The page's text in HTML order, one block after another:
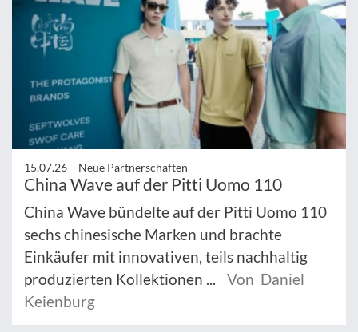
15.07.26 – Neue Partnerschaften
China Wave auf der Pitti Uomo 110
China Wave bündelte auf der Pitti Uomo 110
sechs chinesische Marken und brachte
Einkäufer mit innovativen, teils nachhaltig
produzierten Kollektionen ...
Von Daniel
Keienburg